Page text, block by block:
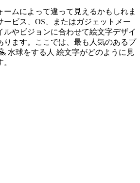
ームによって違って見えるかもしれま
ービス、OS、またはガジェットメー
ルやビジョンに合わせて絵文字デザイ
ります。ここでは、最も人気のあるプ
水球をする人 絵文字がどのように見